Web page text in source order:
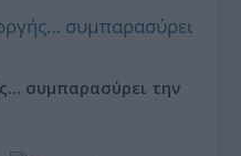
συμπαρασύρει την